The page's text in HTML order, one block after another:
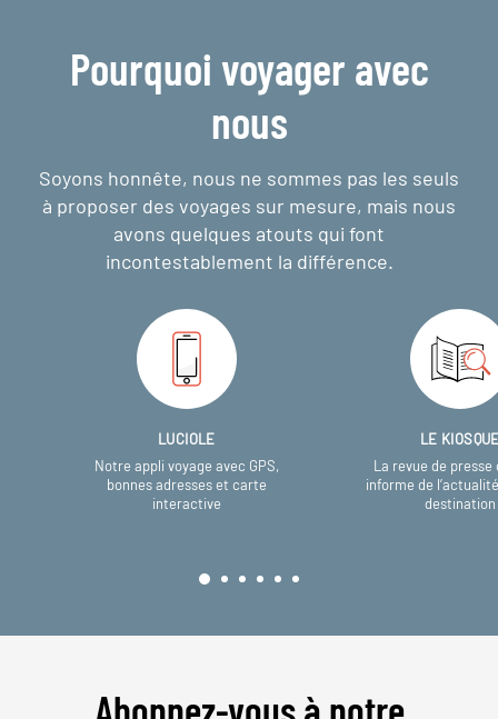
Pourquoi voyager avec
nous
Soyons honnête, nous ne sommes pas les seuls
à proposer des voyages sur mesure, mais nous
avons quelques atouts qui font
incontestablement la différence.
LUCIOLE
Notre appli voyage avec GPS,
bonnes adresses et carte
interactive
LE
La revue de presse
informe de
destination
Abonnez-vous à notre